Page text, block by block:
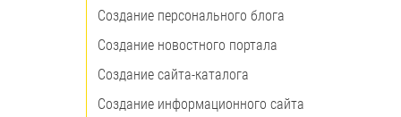
Создание персонального блога
Создание новостного портала
Создание сайта-каталога
Создание информационного сайта